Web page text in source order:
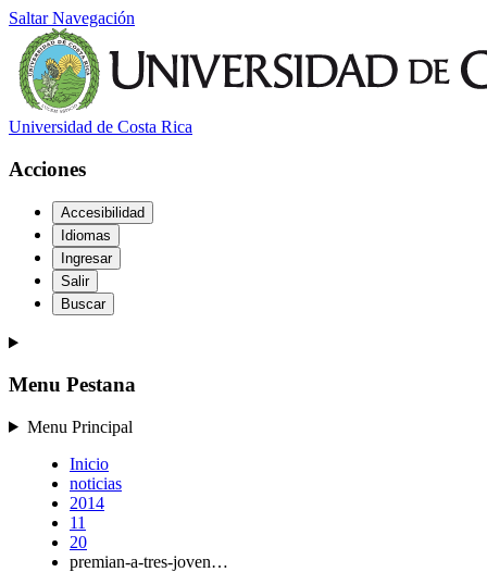
Saltar Navegación
Universidad de Costa Rica
Acciones
Accesibilidad
Idiomas
Ingresar
Salir
Buscar
Menu Pestana
Menu Principal
Inicio
noticias
2014
11
20
premian-a-tres-joven…